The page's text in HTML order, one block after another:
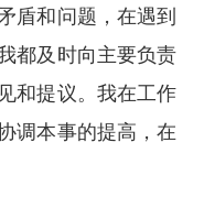
盾和问题，在遇到
都及时向主要负责
和提议。我在工作
调本事的提高，在